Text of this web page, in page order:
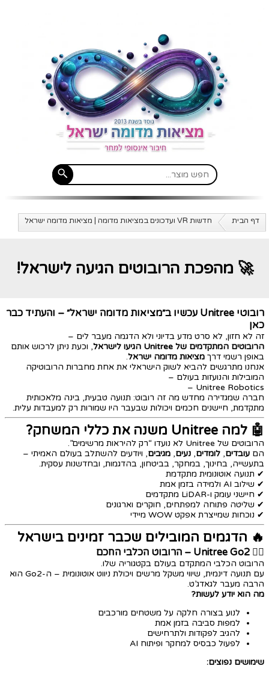
דף הבית חדשות VR ועדכונים במציאות מדומה | מציאות מדומה ישראל
🚀 מהפכת הרובוטים הגיעה לישראל!
רובוטי Unitree עכשיו ב״מציאות מדומה ישראל״ – והעתיד כבר
כאן
זה לא חזון, לא סרט מדע בדיוני ולא הדגמה מעבר לים –
הרובוטים המתקדמים של Unitree הגיעו לישראל
, וכעת ניתן לרכוש אותם
באופן רשמי דרך מציאות מדומה ישראל.
אנחנו מתרגשים להביא לשוק הישראלי את אחת מחברות הרובוטיקה
המובילות והנועזות בעולם –
Unitree Robotics –
חברה שמגדירה מחדש מה זה רובוט: תנועה טבעית, בינה מלאכותית
מתקדמת, חיישנים חכמים ויכולות שבעבר היו שמורות רק למעבדות עלית.
🤖 למה Unitree משנה את כללי המשחק?
הרובוטים של Unitree לא נועדו “רק להיראות מרשימים”.
הם עובדים, לומדים, נעים, מגיבים, ויודעים להשתלב בעולם האמיתי –
בתעשייה, בחינוך, במחקר, בביטחון, בהדגמות, ובחדשנות עסקית.
✔ תנועה אוטונומית מתקדמת
✔ שילוב AI ולמידה בזמן אמת
✔ חיישני עומק ו-LiDAR מתקדמים
✔ שליטה פתוחה למפתחים, חוקרים וארגונים
✔ נוכחות שמייצרת אפקט WOW מיידי
🔥 הדגמים המובילים שכבר זמינים בישראל
🐕‍🦺 Unitree Go2 – הרובוט הכלבי החכם
הרובוט הכלבי המתקדם בעולם בקטגוריה שלו.
עם תנועה דינמית, שיווי משקל מרשים ויכולת ניווט אוטונומית – ה-Go2 הוא
הרבה מעבר לגאדג’ט.
מה הוא יודע לעשות?
לנוע בצורה חלקה על משטחים מורכבים
למפות סביבה בזמן אמת
להגיב לפקודות ולתרחישים
לפעול כבסיס למחקר ופיתוח AI
שימושים נפוצים: